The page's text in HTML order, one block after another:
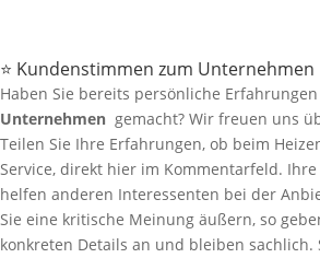
⭐ Kundenstimmen zum Unternehmen
Haben Sie bereits persönliche Erfahrungen
Unternehmen gemacht? Wir freuen uns
Teilen Sie Ihre Erfahrungen, ob beim
Service, direkt hier im Kommentarfeld.
helfen anderen Interessenten bei der
Sie eine kritische Meinung äußern, so
konkreten Details an und bleiben sachlich.